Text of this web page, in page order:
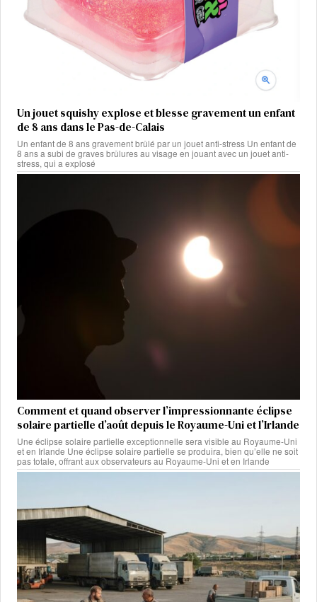
Un jouet squishy explose et blesse gravement un enfant
de 8 ans dans le Pas-de-Calais
Un enfant de 8 ans gravement brûlé par un jouet anti-stress Un enfant de
8 ans a subi de graves brûlures au visage en jouant avec un jouet anti-
stress, qui a explosé
Comment et quand observer l’impressionnante éclipse
solaire partielle d’août depuis le Royaume-Uni et l’Irlande
Une éclipse solaire partielle exceptionnelle sera visible au Royaume-Uni
et en Irlande Une éclipse solaire partielle se produira, bien qu’elle ne soit
pas totale, offrant aux observateurs au Royaume-Uni et en Irlande